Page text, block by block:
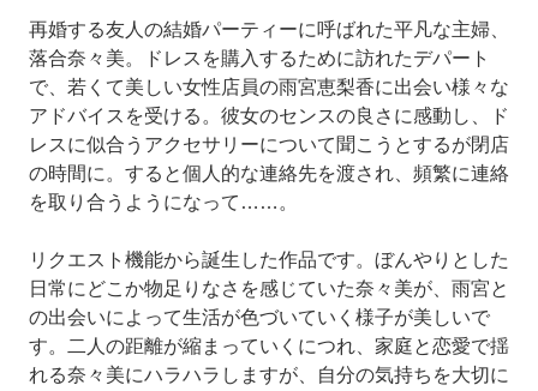
再婚する友人の結婚パーティーに呼ばれた平凡な主婦、
落合奈々美。ドレスを購入するために訪れたデパート
で、若くて美しい女性店員の雨宮恵梨香に出会い様々な
アドバイスを受ける。彼女のセンスの良さに感動し、ド
レスに似合うアクセサリーについて聞こうとするが閉店
の時間に。すると個人的な連絡先を渡され、頻繁に連絡
を取り合うようになって……。
リクエスト機能から誕生した作品です。ぼんやりとした
日常にどこか物足りなさを感じていた奈々美が、雨宮と
の出会いによって生活が色づいていく様子が美しいで
す。二人の距離が縮まっていくにつれ、家庭と恋愛で揺
れる奈々美にハラハラしますが、自分の気持ちを大切に